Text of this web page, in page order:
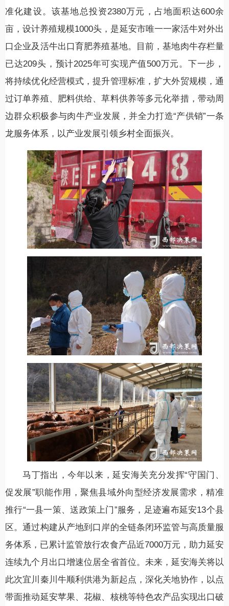
准化建设。该基地总投资2380万元，占地面积达600余
亩，设计养殖规模1000头，是延安市唯一一家活牛对外出
口企业及活牛出口育肥养殖基地。目前，基地肉牛存栏量
已达209头，预计2025年可实现产值500万元。 下一步，
将持续优化经营模式，提升管理标准，扩大外贸规模，通
过订单养殖、肥料供给、草料供养等多元化举措，带动周
边群众积极参与肉牛产业发展，并全力打造“产供销”一条
龙服务体系，以产业发展引领乡村全面振兴。
马丁指出，今年以来，延安海关充分发挥“守国门、
促发展”职能作用，聚焦县域外向型经济发展需求，精准
推行“一县一策、送政策上门”服务，足迹遍布延安13个县
区。通过构建从产地到口岸的全链条闭环监管与高质量服
务体系，已累计监管放行农食产品近7000万元，助力延安
连续九个月出口增速位居全省首位。未来，延安海关将以
此次宜川秦川牛顺利供港为新起点，深化关地协作，以点
带面推动延安苹果、花椒、核桃等特色农产品实现出口破